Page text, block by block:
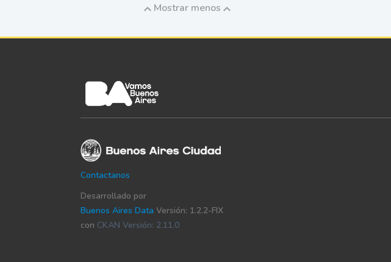
Mostrar menos
Contactanos
Desarrollado por
Buenos Aires Data Versión: 1.2.2-FIX
con CKAN Versión: 2.11.0